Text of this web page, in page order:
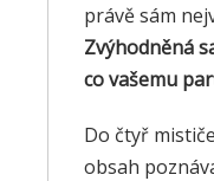
právě sám
Zvýhodněná
co vašemu
Do čtyř
obsah